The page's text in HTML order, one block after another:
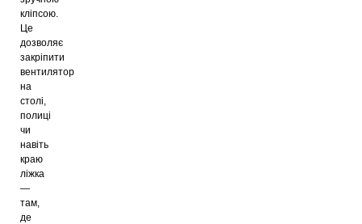
кліпсою.
Це
дозволяє
закріпити
вентилятор
на
столі,
полиці
чи
навіть
краю
ліжка
—
там,
де